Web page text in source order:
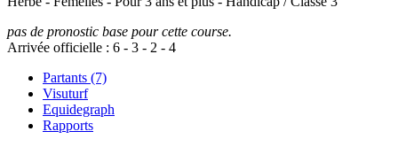
pas de pronostic base pour cette course.
Arrivée officielle : 6 - 3 - 2 - 4
Partants (7)
Visuturf
Equidegraph
Rapports